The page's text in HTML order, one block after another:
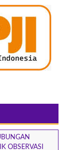
OBSERVASI